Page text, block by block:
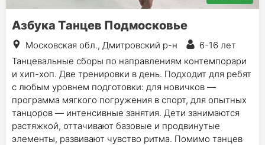
Азбука Танцев Подмосковье
Московская обл., Дмитровский р-н
6-16 лет
Танцевальные сборы по направлениям контемпорари
и хип-хоп. Две тренировки в день. Подходит для ребят
с любым уровнем подготовки: для новичков —
программа мягкого погружения в спорт, для опытных
танцоров — интенсивные занятия. Дети занимаются
растяжкой, оттачивают базовые и продвинутые
элементы, развивают чувство ритма. Помимо танцев